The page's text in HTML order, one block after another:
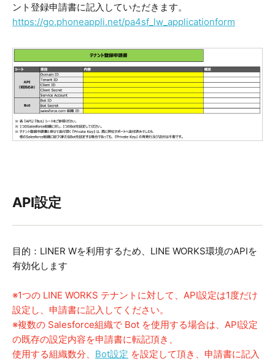
ント登録申請書に記入していただきます。
https://go.phoneappli.net/pa4sf_lw_applicationform
API設定
目的：LINER Wを利用するため、LINE WORKS環境のAPIを
有効化します
※1つの LINE WORKS テナントに対して、 API設定は1度だけ
設定し、申請書に記入してください。
※複数の Salesforce組織で Bot を使用する場合は、API設定
の既存の設定内容を申請書に転記頂き、
使用する組織数分、 Bot設定 を設定して頂き、申請書に記入